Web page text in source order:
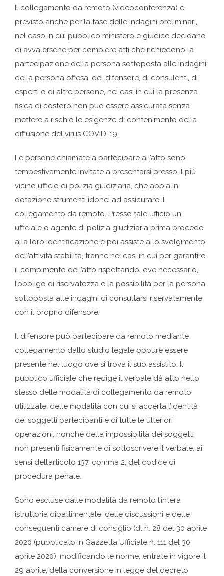
Il collegamento da remoto (videoconferenza) è
previsto anche per la fase delle indagini preliminari,
nel caso in cui pubblico ministero e giudice decidano
di avvalersene per compiere atti che richiedono la
partecipazione della persona sottoposta alle indagini,
della persona offesa, del difensore, di consulenti, di
esperti o di altre persone, nei casi in cui la presenza
fisica di costoro non può essere assicurata senza
mettere a rischio le esigenze di contenimento della
diffusione del virus COVID-19.
Le persone chiamate a partecipare all’atto sono
tempestivamente invitate a presentarsi presso il più
vicino ufficio di polizia giudiziaria, che abbia in
dotazione strumenti idonei ad assicurare il
collegamento da remoto. Presso tale ufficio un
ufficiale o agente di polizia giudiziaria prima procede
alla loro identificazione e poi assiste allo svolgimento
dell’attività stabilita, tranne nei casi in cui per garantire
il compimento dell’atto rispettando, ove necessario,
l’obbligo di riservatezza e la possibilità per la persona
sottoposta alle indagini di consultarsi riservatamente
con il proprio difensore.
Il difensore può partecipare da remoto mediante
collegamento dallo studio legale oppure essere
presente nel luogo ove si trova il suo assistito. Il
pubblico ufficiale che redige il verbale dà atto nello
stesso delle modalità di collegamento da remoto
utilizzate, delle modalità con cui si accerta l’identità
dei soggetti partecipanti e di tutte le ulteriori
operazioni, nonché della impossibilità dei soggetti
non presenti fisicamente di sottoscrivere il verbale, ai
sensi dell’articolo 137, comma 2, del codice di
procedura penale.
Sono escluse dalle modalità da remoto l’intera
istruttoria dibattimentale, delle discussioni e delle
conseguenti camere di consiglio (dl n. 28 del 30 aprile
2020 (pubblicato in Gazzetta Ufficiale n. 111 del 30
aprile 2020), modificando le norme, entrate in vigore il
29 aprile, della conversione in legge del decreto